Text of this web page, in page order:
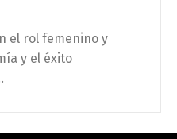
el rol femenino y
y el éxito